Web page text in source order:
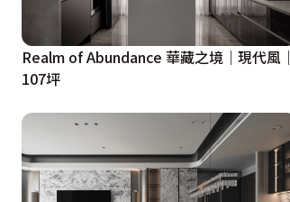
Realm of Abundance 華藏之境｜現代風｜
107坪